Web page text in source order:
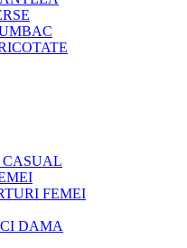
CASUAL
FEMEI
DAMA